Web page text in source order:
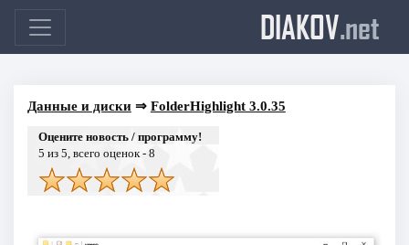
DIAKOV.net
Данные и диски⇒ FolderHighlight 3.0.35
Оцените новость / программу!
5 из 5, всего оценок - 8